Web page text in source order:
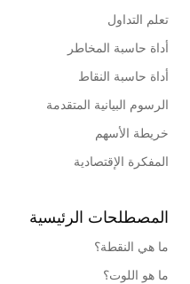
تعلم التداول
أداة حاسبة المخاطر
أداة حاسبة النقاط
الرسوم البيانية المتقدمة
خريطة الأسهم
المفكرة الإقتصادية
المصطلحات الرئيسية
ما هي النقطة؟
ما هو اللوت؟